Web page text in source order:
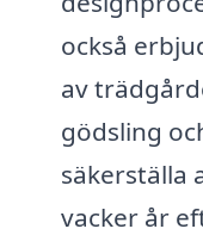
också
av
gödsling
säkerställa
vacker år